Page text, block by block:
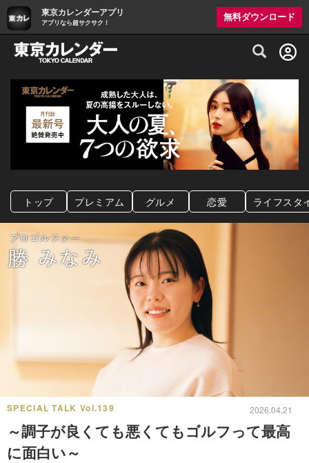
東京カレンダーアプリ
アプリなら超サクサク！
無料ダウンロード
グルメ情報・プレミアムレストラン予約
トップ プレミアム グルメ 恋愛 ライフスタ
SPECIAL TALK Vol.139 2026.04.21
～調子が良くても悪くてもゴルフって最高
に面白い～